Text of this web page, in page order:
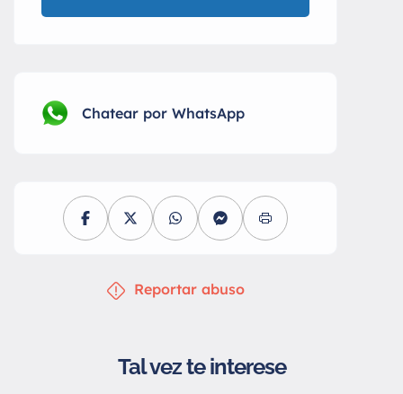
Chatear por WhatsApp
Reportar abuso
Tal vez te interese